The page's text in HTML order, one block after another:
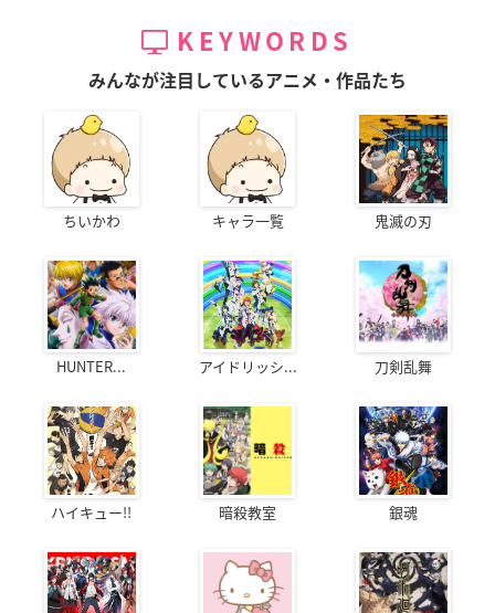
KEYWORDS
みんなが注目しているアニメ・作品たち
ちいかわ キャラ一覧 鬼滅の刃
HUNTER... アイドリッシ... 刀剣乱舞
ハイキュー!! 暗殺教室 銀魂